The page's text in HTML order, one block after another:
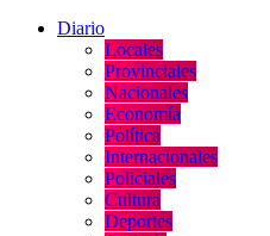
Diario
Locales
Provinciales
Nacionales
Economía
Política
Internacionales
Policiales
Cultura
Deportes